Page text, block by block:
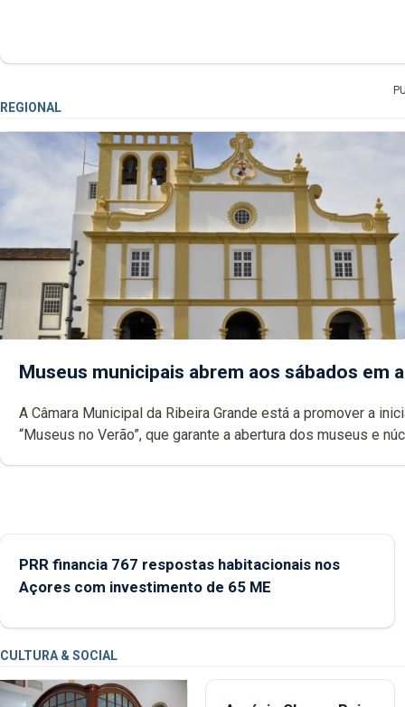
REGIONAL
Museus municipais abrem aos sábados em
A Câmara Municipal da Ribeira Grande está a promover a
“Museus no Verão”, que garante a abertura dos museus e
PRR financia 767 respostas habitacionais nos
Açores com investimento de 65 ME
CULTURA & SOCIAL